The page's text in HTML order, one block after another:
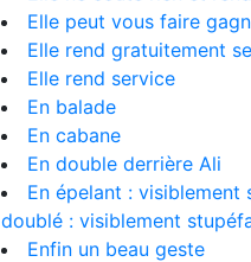
Elle peut vous faire
Elle rend gratuitement
Elle rend service
En balade
En cabane
En double derrière Ali
En épelant : visiblement
doublé : visiblement
Enfin un beau geste